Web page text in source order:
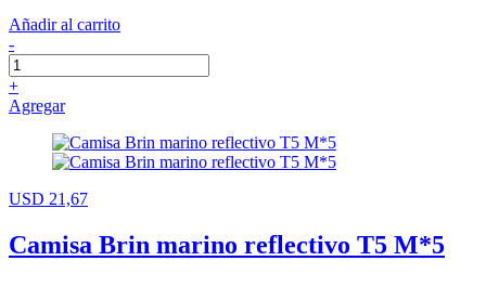
Añadir al carrito
-
+
Agregar
USD 21,67
Camisa Brin marino reflectivo T5 M*5